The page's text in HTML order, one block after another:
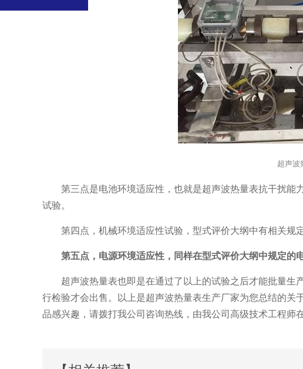
超声波
第三点是电池环境适应性，也就是超声波热量表抗干扰
试验。
第四点，机械环境适应性试验，型式评价大纲中有相关规
第五点，电源环境适应性，同样在型式评价大纲中规定的
超声波热量表也即是在通过了以上的试验之后才能批量
行检验才会出售。以上是超声波热量表生产厂家为您总结的
品感兴趣，请拨打我公司咨询热线，由我公司高级技术工程师